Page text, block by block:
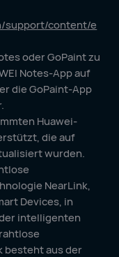
support/content/e
oder GoPaint zu
Notes-App auf
die GoPaint-App
Huawei-
die auf
wurden.
NearLink,
Devices, in
intelligenten
besteht aus der